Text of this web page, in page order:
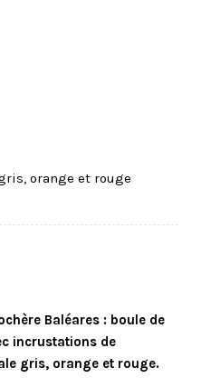
orange et rouge
Baléares : boule de
incrustations de
gris, orange et rouge.